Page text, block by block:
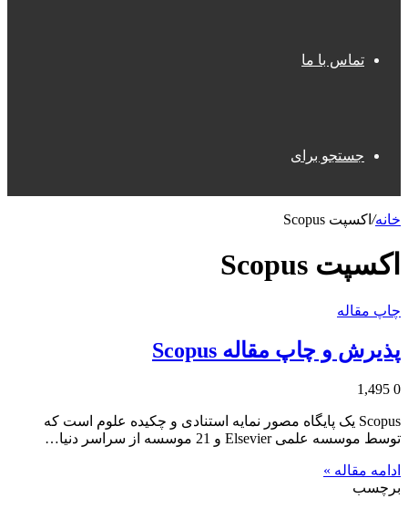
تماس با ما
جستجو برای
خانه/ اکسپت Scopus
اکسپت Scopus
چاپ مقاله
پذیرش و چاپ مقاله Scopus
0
Scopus یک پایگاه مصور نمایه استنادی و چکیده علوم است که
توسط موسسه علمی Elsevier و 21 موسسه از سراسر دنیا…
ادامه مقاله »
برچسب